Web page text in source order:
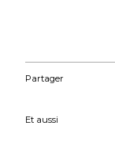
Partager
Et aussi